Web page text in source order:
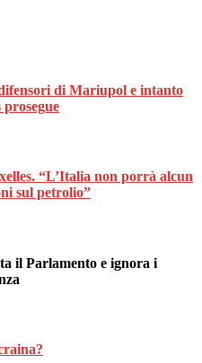
di Mariupol e intanto
“L’Italia non porrà alcun
sul petrolio”
il Parlamento e ignora i